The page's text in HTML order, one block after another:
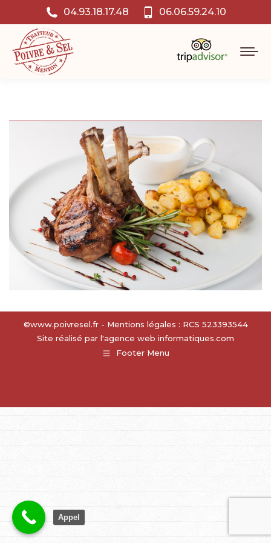
04.93.18.17.48 06.06.59.24.10
©www.poivresel.fr - Mentions légales : RCS 523393544
Site réalisé par l'agence web informatiques.com
Footer Menu
Appel